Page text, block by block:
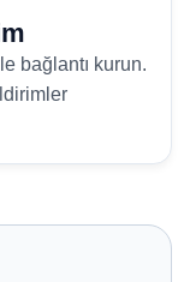
bağlantı kurun.